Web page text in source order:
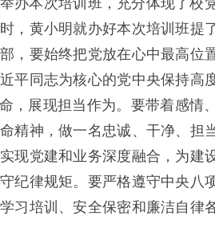
办本次培训班，充分体现了校
，黄小明就办好本次培训班提
，要始终把党放在心中最高位
平同志为核心的党中央保持高
，展现担当作为。要带着感情
精神，做一名忠诚、干净、担
现党建和业务深度融合，为建
纪律规矩。要严格遵守中央八
习培训、安全保密和廉洁自律